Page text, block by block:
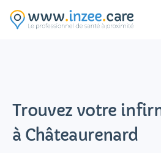
Trouvez votre
à Châteaurenard